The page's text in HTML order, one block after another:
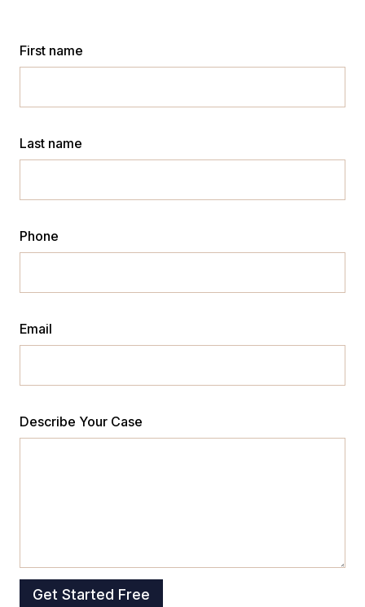
First name
Last name
Phone
Email
Describe Your Case